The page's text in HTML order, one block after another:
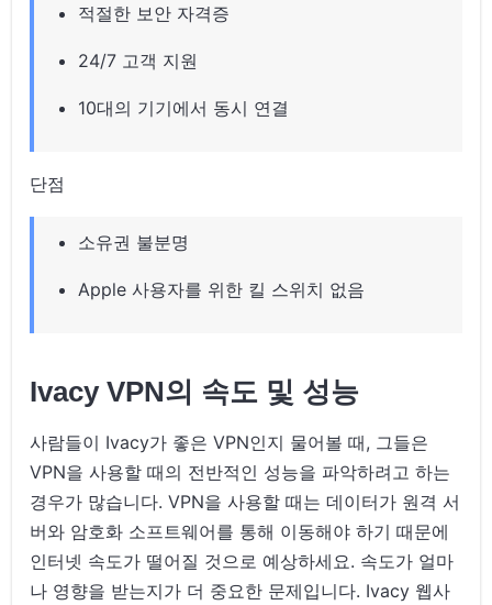
적절한 보안 자격증
24/7 고객 지원
10대의 기기에서 동시 연결
단점
소유권 불분명
Apple 사용자를 위한 킬 스위치 없음
Ivacy VPN의 속도 및 성능
사람들이 Ivacy가 좋은 VPN인지 물어볼 때, 그들은
VPN을 사용할 때의 전반적인 성능을 파악하려고 하는
경우가 많습니다. VPN을 사용할 때는 데이터가 원격 서
버와 암호화 소프트웨어를 통해 이동해야 하기 때문에
인터넷 속도가 떨어질 것으로 예상하세요. 속도가 얼마
나 영향을 받는지가 더 중요한 문제입니다. Ivacy 웹사